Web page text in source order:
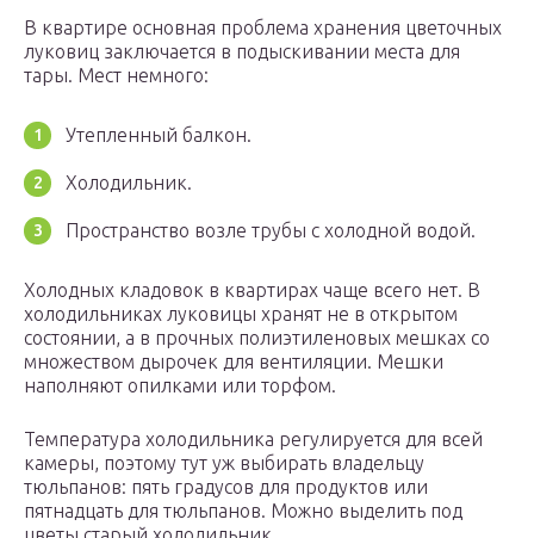
В квартире основная проблема хранения цветочных
луковиц заключается в подыскивании места для
тары. Мест немного:
Утепленный балкон.
Холодильник.
Пространство возле трубы с холодной водой.
Холодных кладовок в квартирах чаще всего нет. В
холодильниках луковицы хранят не в открытом
состоянии, а в прочных полиэтиленовых мешках со
множеством дырочек для вентиляции. Мешки
наполняют опилками или торфом.
Температура холодильника регулируется для всей
камеры, поэтому тут уж выбирать владельцу
тюльпанов: пять градусов для продуктов или
пятнадцать для тюльпанов. Можно выделить под